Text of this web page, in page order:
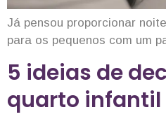
Já pensou proporcionar
para os pequenos com um
5 ideias de
quarto infantil